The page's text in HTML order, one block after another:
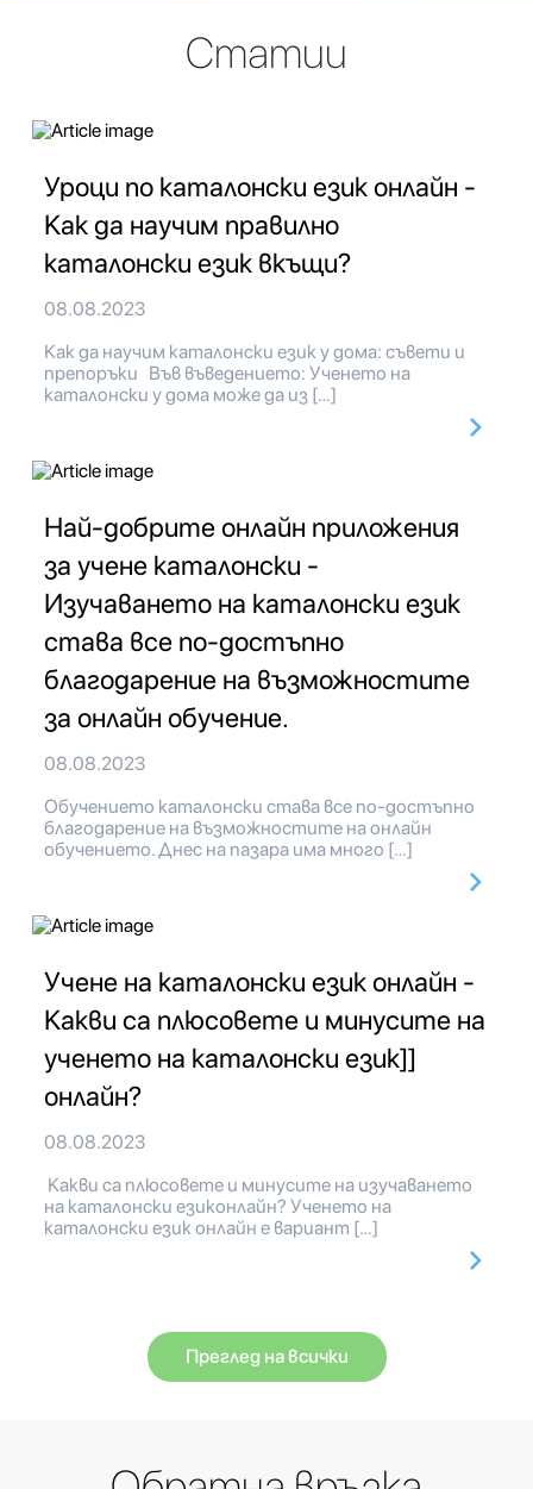
Статии
Уроци по каталонски език онлайн -
Как да научим правилно
каталонски език вкъщи?
08.08.2023
Как да научим каталонски език у дома: съвети и
препоръки Във въведението: Ученето на
каталонски у дома може да из […]
Най-добрите онлайн приложения
за учене каталонски -
Изучаването на каталонски език
става все по-достъпно
благодарение на възможностите
за онлайн обучение.
08.08.2023
Обучението каталонски става все по-достъпно
благодарение на възможностите на онлайн
обучението. Днес на пазара има много […]
Учене на каталонски език онлайн -
Какви са плюсовете и минусите на
ученето на каталонски език]]
онлайн?
08.08.2023
Какви са плюсовете и минусите на изучаването
на каталонски езиконлайн? Ученето на
каталонски език онлайн е вариант […]
Преглед на всички